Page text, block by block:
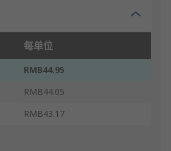
每单位
RMB44.95
RMB44.05
RMB43.17